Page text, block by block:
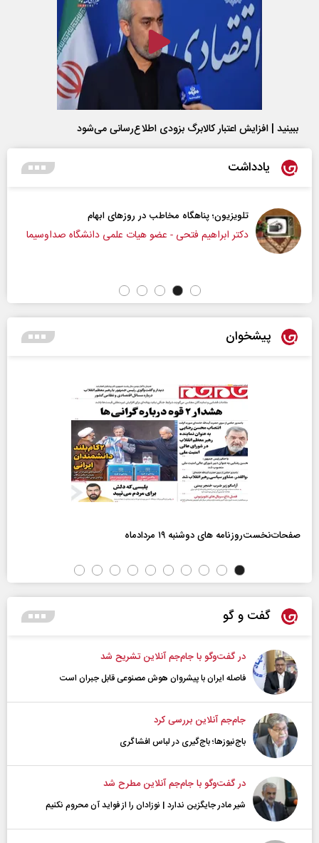
ببینید | افزایش اعتبار کالابرگ بزودی اطلاع‌رسانی می‌شود
یادداشت
تلویزیون؛ پناهگاه مخاطب در روزهای ابهام
دکتر ابراهیم فتحی - عضو هیات علمی دانشگاه صداوسیما
پیشخوان
صفحات‌نخست‌روزنامه ها‌ی دوشنبه ۱۹ مردادماه
گفت و گو
در گفت‌و‌گو با جام‌جم آنلاین تشریح شد
فاصله ایران با پیشرو‌ان هوش مصنوعی قابل جبران است
جام‌جم آنلاین بررسی کرد
باج‌نیوزها؛ باج‌گیری در لباس افشاگری
در گفت‌و‌گو با جام‌جم آنلاین مطرح شد
شیر مادر جایگزین ندارد | نوزادان را از فواید آن محروم نکنیم